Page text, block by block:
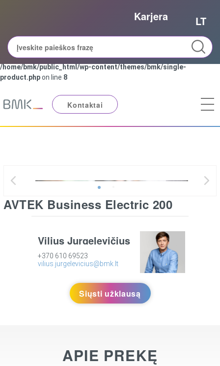
: Trying to access array offset on value of type bool in
product.phpon line8
Notice: Trying to get property 'slug' of non-object in
/home/bmk/public_html/wp-content/themes/bmk/single-
product.phpon line 8
Kontaktai
Karjera LT
AVTEK Business Electric 200
Vilius Jurgelevičius
+370 610 69523
vilius.jurgelevicius@bmk.lt
Siųsti užklausą
APIE PREKĘ